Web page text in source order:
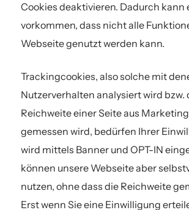
Cookies deaktivieren. Dadurch kann
vorkommen, dass nicht alle
Webseite genutzt werden kann.
Trackingcookies, also solche mit
Nutzerverhalten analysiert wird bzw.
Reichweite einer Seite aus
gemessen wird, bedürfen Ihrer
wird mittels Banner und OPT-IN
können unsere Webseite aber
nutzen, ohne dass die Reichweite
Erst wenn Sie eine Einwilligung